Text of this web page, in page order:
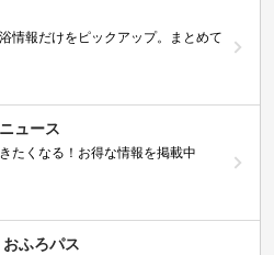
情報だけをピックアップ。まとめて
ュース
たくなる！お得な情報を掲載中
ふろパス